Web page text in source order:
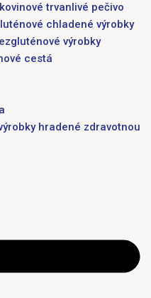
trvanlivé pečivo
chladené výrobky
výrobky
cestá
hradené zdravotnou